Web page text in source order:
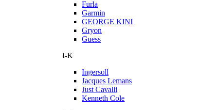
Furla
Garmin
GEORGE KINI
Gryon
Guess
I-K
Ingersoll
Jacques Lemans
Just Cavalli
Kenneth Cole